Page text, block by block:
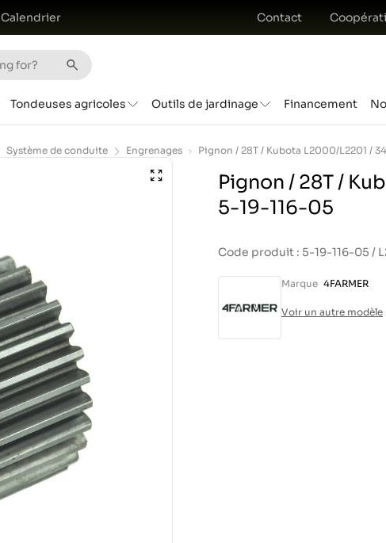
Calendrier Contact
Tondeuses agricoles Outils de jardinage Financement
Système de conduite Engrenages
Pignon / 28T /
5-19-116-05
Code produit : 5-19-116-05 /
Marque 4FARMER
Voir un autre modèle